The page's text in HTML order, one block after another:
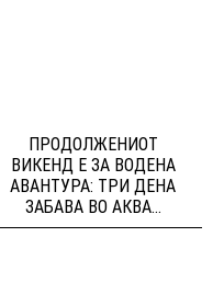
ПРОДОЛЖЕНИОТ
ВИКЕНД Е ЗА ВОДЕНА
АВАНТУРА: ТРИ ДЕНА
ЗАБАВА ВО АКВА...